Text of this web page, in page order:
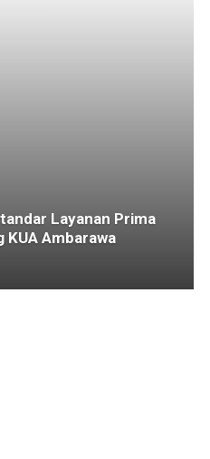
Layanan Prima
KUA Ambarawa